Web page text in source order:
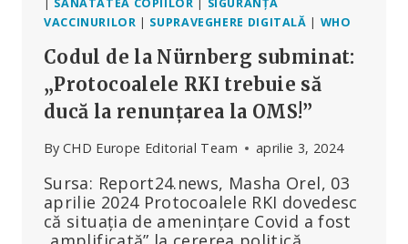
| SĂNĂTATEA COPIILOR | SIGURANȚA
VACCINURILOR | SUPRAVEGHERE DIGITALĂ | WHO
Codul de la Nürnberg subminat:
„Protocoalele RKI trebuie să
ducă la renunțarea la OMS!”
By CHD Europe Editorial Team aprilie 3, 2024
Sursa: Report24.news, Masha Orel, 03
aprilie 2024 Protocoalele RKI dovedesc
că situația de amenințare Covid a fost